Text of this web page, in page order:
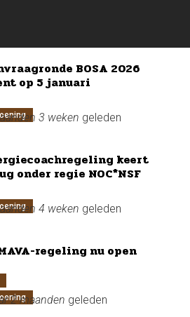
BOSA 2026
op 5 januari
3 weken geleden
keert
onder regie NOC*NSF
4 weken geleden
regeling nu open
2 maanden geleden